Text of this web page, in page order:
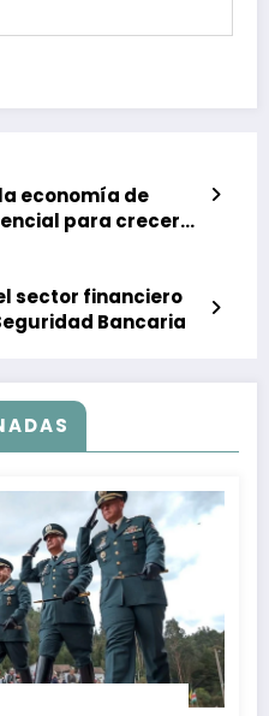
economía de
para crecer
sector financiero
Bancaria